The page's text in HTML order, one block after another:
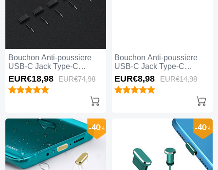
Bouchon Anti-poussiere
USB-C Jack Type-C
Universel 5PCS H02 Noir
EUR€18,98 EUR€74,98
Bouchon Anti-poussiere
USB-C Jack Type-C
Universel H17 Bleu
EUR€8,98 EUR€14,98
-40% -40%